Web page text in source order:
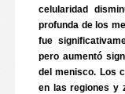
celularidad
profunda de los
fue
pero aumentó
del menisco. Los
en las regiones y